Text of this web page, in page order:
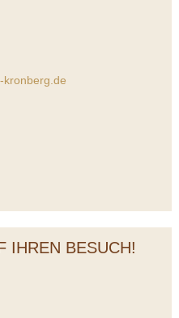
kronberg.de
IHREN BESUCH!